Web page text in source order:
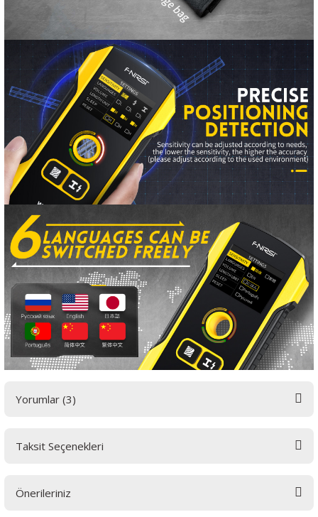
Yorumlar (3)
Taksit Seçenekleri
Önerileriniz